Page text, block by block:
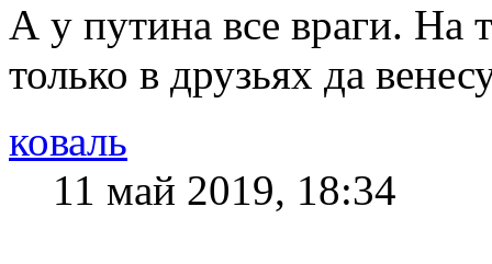
А у путина все враги. На
только в друзьях да
коваль
11 май 2019, 18:34